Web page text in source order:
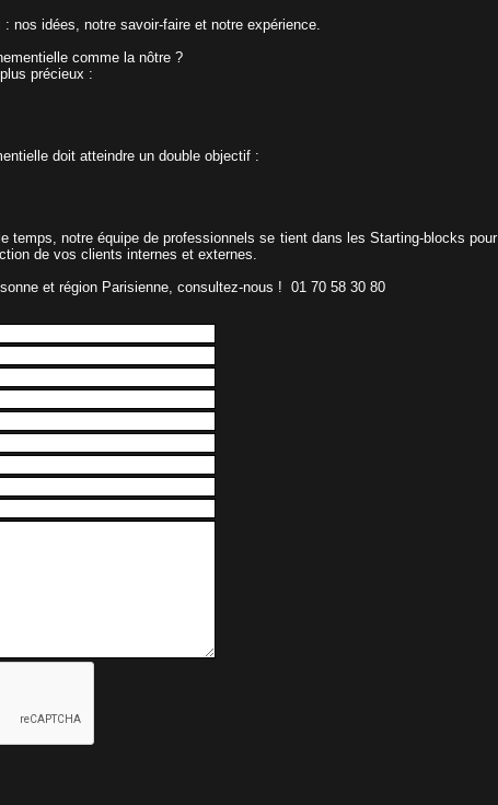
nos idées, notre savoir-faire et notre expérience.
comme la nôtre ?
précieux :
doit atteindre un double objectif :
temps, notre équipe de professionnels se tient dans les Starting-blocks pour
de vos clients internes et externes.
et région Parisienne, consultez-nous ! 01 70 58 30 80